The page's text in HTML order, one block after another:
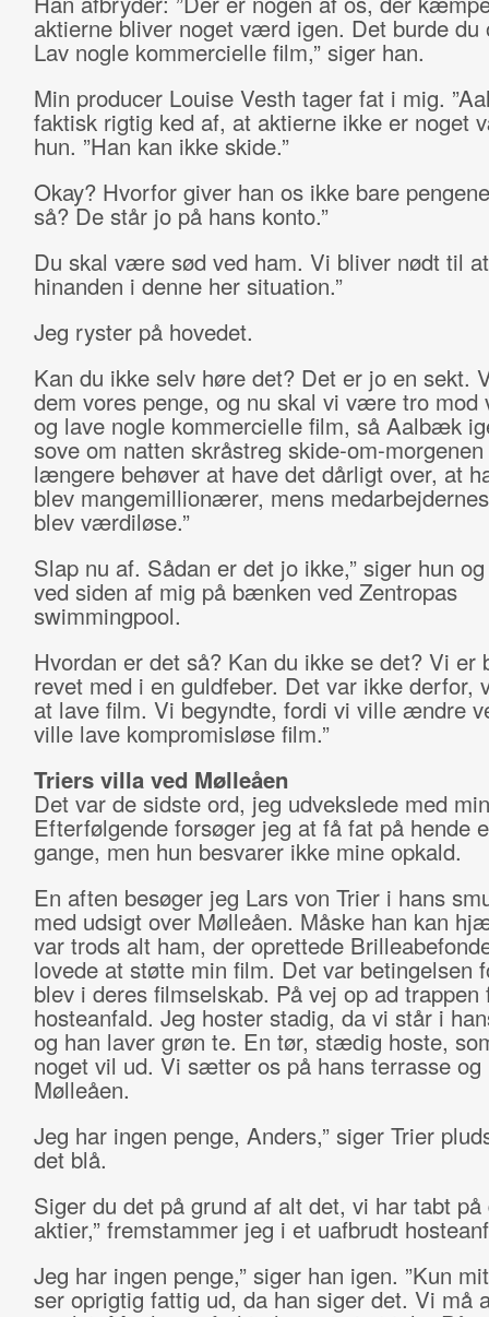
aktierne bliver noget værd igen. Det burde du
Lav nogle kommercielle film,” siger han.
Min producer Louise Vesth tager fat i mig.
faktisk rigtig ked af, at aktierne ikke er noget
hun. ”Han kan ikke skide.”
Okay? Hvorfor giver han os ikke bare
så? De står jo på hans konto.”
Du skal være sød ved ham. Vi bliver nødt til
hinanden i denne her situation.”
Jeg ryster på hovedet.
Kan du ikke selv høre det? Det er jo en sekt.
dem vores penge, og nu skal vi være tro mod
og lave nogle kommercielle film, så Aalbæk
sove om natten skråstreg skide-om-
længere behøver at have det dårligt over, at
blev mangemillionærer, mens
blev værdiløse.”
Slap nu af. Sådan er det jo ikke,” siger hun
ved siden af mig på bænken ved Zentropas
swimmingpool.
Hvordan er det så? Kan du ikke se det? Vi er
revet med i en guldfeber. Det var ikke derfor,
at lave film. Vi begyndte, fordi vi ville ændre
ville lave kompromisløse film.”
Triers villa ved Mølleåen
Det var de sidste ord, jeg udvekslede med
Efterfølgende forsøger jeg at få fat på hende
gange, men hun besvarer ikke mine opkald.
En aften besøger jeg Lars von Trier i hans
med udsigt over Mølleåen. Måske han kan
var trods alt ham, der oprettede
lovede at støtte min film. Det var betingelsen
blev i deres filmselskab. På vej op ad trappen
hosteanfald. Jeg hoster stadig, da vi står i
og han laver grøn te. En tør, stædig hoste,
noget vil ud. Vi sætter os på hans terrasse og
Mølleåen.
Jeg har ingen penge, Anders,” siger Trier
det blå.
Siger du det på grund af alt det, vi har tabt på
aktier,” fremstammer jeg i et uafbrudt
Jeg har ingen penge,” siger han igen. ”Kun
ser oprigtig fattig ud, da han siger det. Vi må